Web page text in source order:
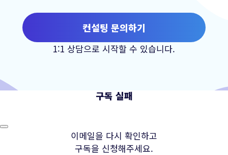
컨설팅 문의하기
1:1 상담으로 시작할 수 있습니다.
구독 실패
이메일을 다시 확인하고
구독을 신청해주세요.